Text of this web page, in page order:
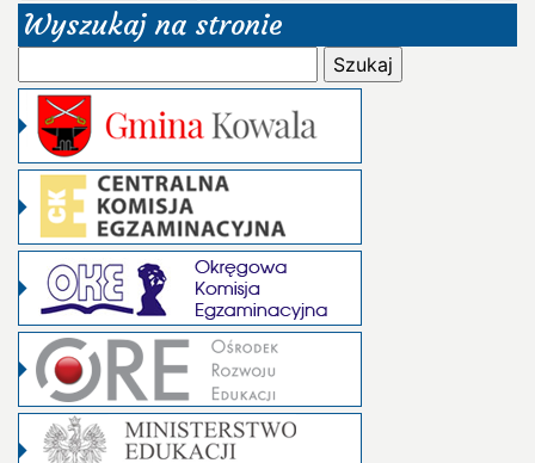
Wyszukaj na stronie